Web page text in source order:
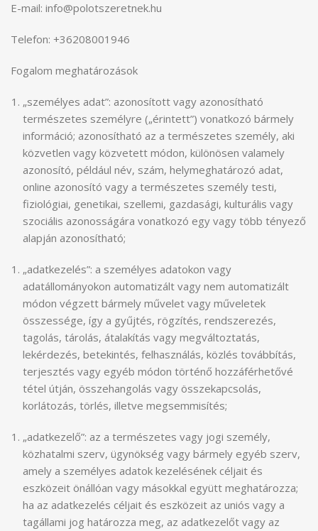
E-mail: info@polotszeretnek.hu
Telefon: +36208001946
Fogalom meghatározások
„személyes adat”: azonosított vagy azonosítható
természetes személyre („érintett”) vonatkozó bármely
információ; azonosítható az a természetes személy, aki
közvetlen vagy közvetett módon, különösen valamely
azonosító, például név, szám, helymeghatározó adat,
online azonosító vagy a természetes személy testi,
fiziológiai, genetikai, szellemi, gazdasági, kulturális vagy
szociális azonosságára vonatkozó egy vagy több tényező
alapján azonosítható;
„adatkezelés”: a személyes adatokon vagy
adatállományokon automatizált vagy nem automatizált
módon végzett bármely művelet vagy műveletek
összessége, így a gyűjtés, rögzítés, rendszerezés,
tagolás, tárolás, átalakítás vagy megváltoztatás,
lekérdezés, betekintés, felhasználás, közlés továbbítás,
terjesztés vagy egyéb módon történő hozzáférhetővé
tétel útján, összehangolás vagy összekapcsolás,
korlátozás, törlés, illetve megsemmisítés;
„adatkezelő”: az a természetes vagy jogi személy,
közhatalmi szerv, ügynökség vagy bármely egyéb szerv,
amely a személyes adatok kezelésének céljait és
eszközeit önállóan vagy másokkal együtt meghatározza;
ha az adatkezelés céljait és eszközeit az uniós vagy a
tagállami jog határozza meg, az adatkezelőt vagy az